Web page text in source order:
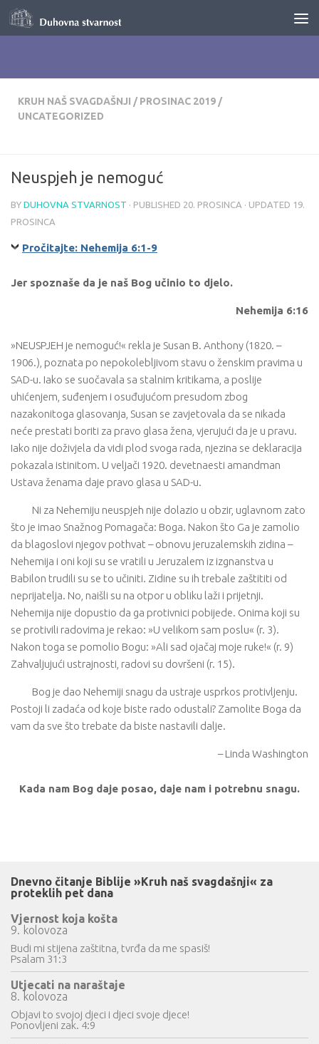
Skip to content
KRUH NAŠ SVAGDAŠNJI / PROSINAC 2019 /
UNCATEGORIZED
Neuspjeh je nemoguć
BY DUHOVNA STVARNOST · PUBLISHED 20. PROSINCA · UPDATED 19.
PROSINCA
Pročitajte: Nehemija 6:1-9
Jer spoznaše da je naš Bog učinio to djelo.
Nehemija 6:16
»NEUSPJEH je nemoguć!« rekla je Susan B. Anthony (1820. –
1906.), poznata po nepokolebljivom stavu o ženskim pravima u
SAD-u. Iako se suočavala sa stalnim kritikama, a poslije
uhićenjem, suđenjem i osuđujućom presudom zbog
nazakonitoga glasovanja, Susan se zavjetovala da se nikada
neće prestati boriti za pravo glasa žena, vjerujući da je u pravu.
Iako nije doživjela da vidi plod svoga rada, njezina se deklaracija
pokazala istinitom. U veljači 1920. devetnaesti amandman
Ustava ženama daje pravo glasa u SAD-u.
Ni za Nehemiju neuspjeh nije dolazio u obzir, uglavnom zato
što je imao Snažnog Pomagača: Boga. Nakon što Ga je zamolio
da blagoslovi njegov pothvat – obnovu jeruzalemskih zidina –
Nehemija i oni koji su se vratili u Jeruzalem iz izgnanstva u
Babilon trudili su se to učiniti. Zidine su ih trebale zaštititi od
neprijatelja. No, naišli su na otpor u obliku laži i prijetnji.
Nehemija nije dopustio da ga protivnici pobijede. Onima koji su
se protivili radovima je rekao: »U velikom sam poslu« (r. 3).
Nakon toga se pomolio Bogu: »Ali sad ojačaj moje ruke!« (r. 9)
Zahvaljujući ustrajnosti, radovi su dovršeni (r. 15).
Bog je dao Nehemiji snagu da ustraje usprkos protivljenju.
Postoji li zadaća od koje biste rado odustali? Zamolite Boga da
vam da sve što trebate da biste nastavili dalje.
– Linda Washington
Kada nam Bog daje posao, daje nam i potrebnu snagu.
Dnevno čitanje Biblije »Kruh naš svagdašnji« za
proteklih pet dana
Vjernost koja košta
9. kolovoza
Budi mi stijena zaštitna, tvrđa da me spasiš!
Psalam 31:3
Utjecati na naraštaje
8. kolovoza
Objavi to svojoj djeci i djeci svoje djece!
Ponovljeni zak. 4:9